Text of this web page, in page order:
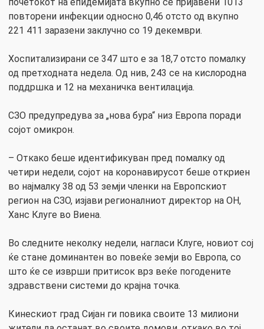
повторени инфекции односно 0,46 отсто од вкупно
221 411 заразени заклучно со 19 декември.
Хоспитализирани се 347 што е за 18,7 отсто помалку
од претходната недела. Од нив, 243 се на кислородна
поддршка и 12 на механичка вентилација.
СЗО предупредува за „нова бура“ низ Европа поради
сојот омикрон.
– Откако беше идентификуван пред помалку од
четири недели, сојот на коронавирусот беше откриен
во најмалку 38 од 53 земји членки на Европскиот
регион на СЗО, изјави регионалниот директор на ОН,
Ханс Клуге во Виена.
Во следните неколку недели, нагласи Клуге, новиот сој
ќе стане доминантен во повеќе земји во Европа, со
што ќе се изврши притисок врз веќе погодените
здравствени системи до крајна точка.
Кинескиот град Сијан ги повика своите 13 милиони